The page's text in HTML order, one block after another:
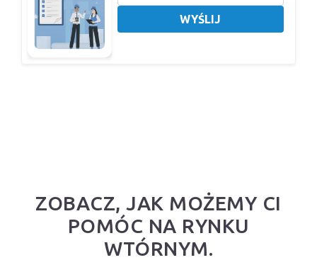
WYŚLIJ
ZOBACZ, JAK MOŻEMY CI
POMÓC NA RYNKU
WTÓRNYM.